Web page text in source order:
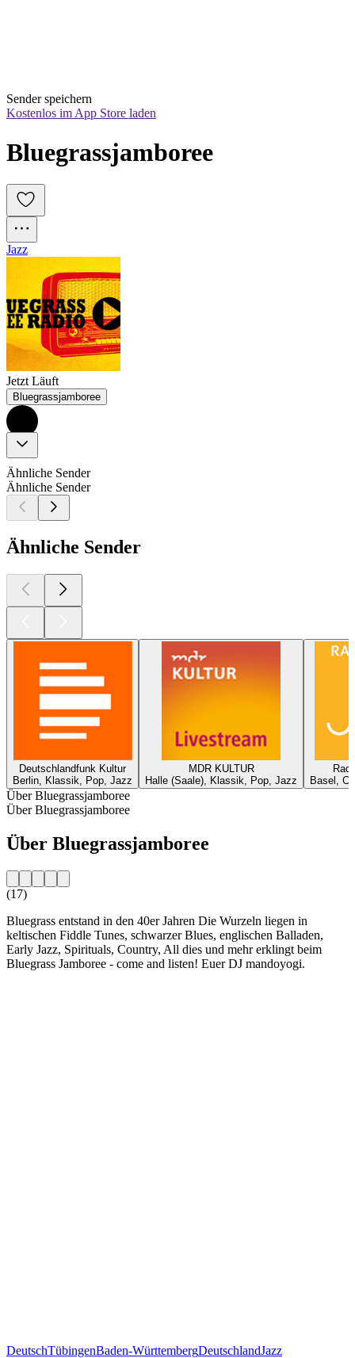
Sender speichern
Kostenlos im App Store laden
Bluegrassjamboree
Jazz
Jetzt Läuft
Bluegrassjamboree
Ähnliche Sender
Ähnliche Sender
Ähnliche Sender
Deutschlandfunk Kultur
Berlin, Klassik, Pop, Jazz
MDR KULTUR
Halle (Saale), Klassik, Pop, Jazz
Basel,
Über Bluegrassjamboree
Über Bluegrassjamboree
Über Bluegrassjamboree
(17)
Bluegrass entstand in den 40er Jahren Die Wurzeln liegen in
keltischen Fiddle Tunes, schwarzer Blues, englischen Balladen,
Early Jazz, Spirituals, Country, All dies und mehr erklingt beim
Bluegrass Jamboree - come and listen! Euer DJ mandoyogi.
DeutschTübingenBaden-WürttembergDeutschlandJazz